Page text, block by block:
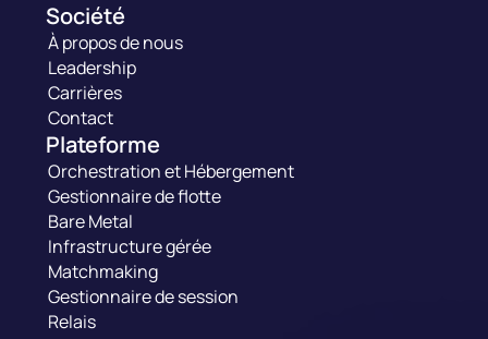
Société
À propos de nous
Leadership
Carrières
Contact
Plateforme
Orchestration et Hébergement
Gestionnaire de flotte
Bare Metal
Infrastructure gérée
Matchmaking
Gestionnaire de session
Relais